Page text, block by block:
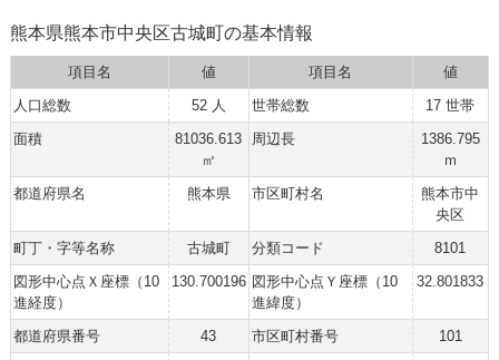
熊本県熊本市中央区古城町の基本情報
項目名 値 項目名
値
人口総数
52 人 世帯総数
17 世帯
面積
81036.613
㎡
周辺長
1386.795
ｍ
都道府県名
熊本県 市区町村名
熊本市中
央区
町丁・字等名称
古城町 分類コード
8101
図形中心点Ｘ座標（10
進経度）
130.700196 図形中心点Ｙ座標（10
進緯度）
32.801833
都道府県番号 43 市区町村番号
101